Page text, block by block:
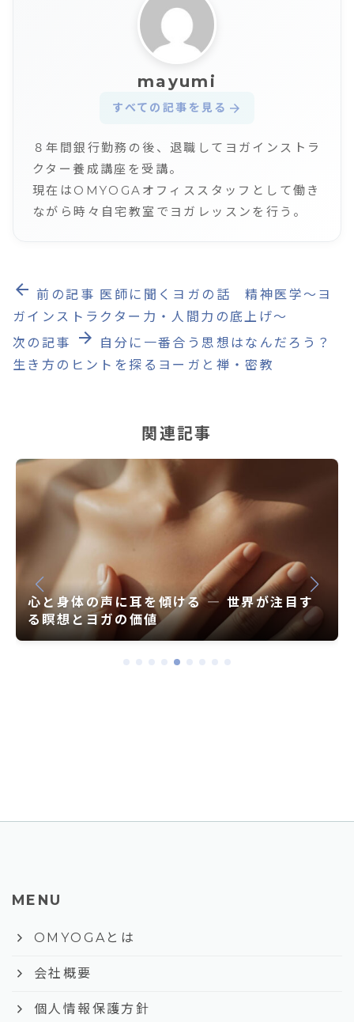
mayumi
すべての記事を見る arrow_forward
８年間銀行勤務の後、退職してヨガインストラ
クター養成講座を受講。
現在はOMYOGAオフィススタッフとして働き
ながら時々自宅教室でヨガレッスンを行う。
arrow_back 前の記事 医師に聞くヨガの話 精神医学〜ヨ
ガインストラクター力・人間力の底上げ〜
次の記事
arrow_forward
自分に一番合う思想はなんだろう？
生き方のヒントを探るヨーガと禅・密教
関連記事
心と身体の声に耳を傾ける ― 世界が注目す
る瞑想とヨガの価値
MENU
keyboard_arrow_right OMYOGAとは
keyboard_arrow_right 会社概要
keyboard_arrow_right 個人情報保護方針